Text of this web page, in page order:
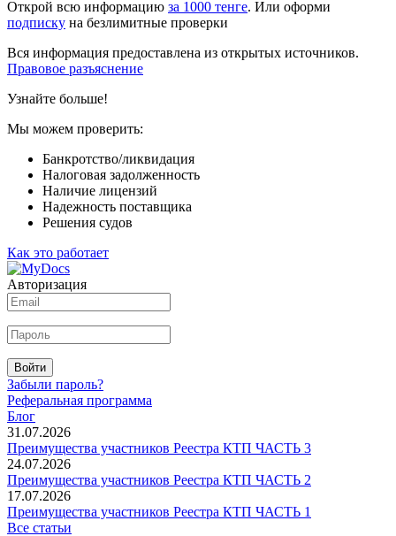
Открой всю информацию за 1000 тенге. Или оформи
подписку на безлимитные проверки
Вся информация предоставлена из открытых источников.
Правовое разъяснение
Узнайте больше!
Мы можем проверить:
Банкротство/ликвидация
Налоговая задолженность
Наличие лицензий
Надежность поставщика
Решения судов
Как это работает
Авторизация
Войти
Забыли пароль?
Реферальная программа
Блог
31.07.2026
Преимущества участников Реестра КТП ЧАСТЬ 3
24.07.2026
Преимущества участников Реестра КТП ЧАСТЬ 2
17.07.2026
Преимущества участников Реестра КТП ЧАСТЬ 1
Все статьи